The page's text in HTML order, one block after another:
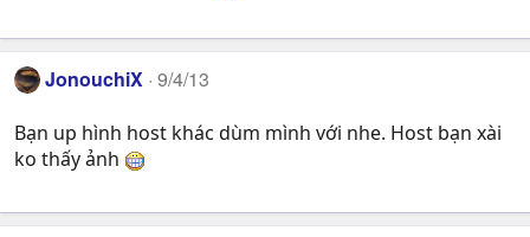
JonouchiX 9/4/13
Bạn up hình host khác dùm mình với nhe. Host bạn xài
ko thấy ảnh